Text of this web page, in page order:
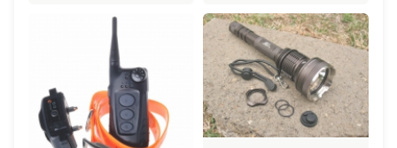
prvoradé. Na ochranu sluchu
elektronické chrániče
,aktívne slúchadla ktoré
majú niekoľko výhod. Už
dávno nestači ...